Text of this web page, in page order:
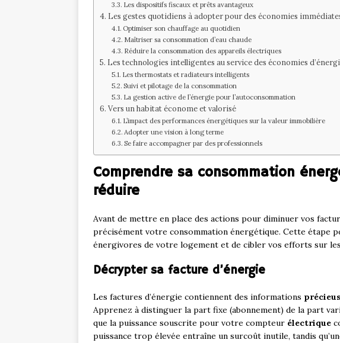
Les dispositifs fiscaux et prêts avantageux
Les gestes quotidiens à adopter pour des économies
Optimiser son chauffage au quotidien
Maîtriser sa consommation d’eau chaude
Réduire la consommation des appareils électriques
Les technologies intelligentes au service des économies
Les thermostats et radiateurs intelligents
Suivi et pilotage de la consommation
La gestion active de l’énergie pour l’autoconsommation
Vers un habitat économe et valorisé
L’impact des performances énergétiques sur la valeur immobilière
Adopter une vision à long terme
Se faire accompagner par des professionnels
Comprendre sa consommation
réduire
Avant de mettre en place des actions pour diminuer vos
précisément votre consommation énergétique. Cette étape
énergivores de votre logement et de cibler vos efforts sur
Décrypter sa facture d’énergie
Les factures d’énergie contiennent des informations
Apprenez à distinguer la part fixe (abonnement) de la part
que la puissance souscrite pour votre compteur électrique
puissance trop élevée entraîne un surcoût inutile, tandis